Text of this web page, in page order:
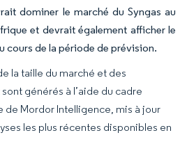
dominer le marché du Syngas au
et devrait également afficher le
cours de la période de prévision.
la taille du marché et des
générés à l’aide du cadre
de Mordor Intelligence, mis à jour
les plus récentes disponibles en